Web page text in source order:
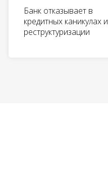
Банк отказывает в
кредитных каникулах и
реструктуризации